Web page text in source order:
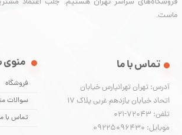
ماست.
فروشگاه
سوالات
تماس با
تماس با ما
آدرس: تهران تهرانپارس خیابان
اتحاد خیابان یازدهم غربی پلاک ۱۷
تلفن: 72043-021
موبایل: 09225096430